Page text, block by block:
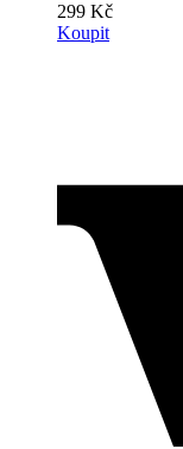
299 Kč
Koupit